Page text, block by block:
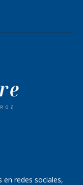
en redes sociales,